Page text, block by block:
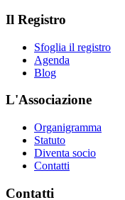
Il Registro
Sfoglia il registro
Agenda
Blog
L'Associazione
Organigramma
Statuto
Diventa socio
Contatti
Contatti